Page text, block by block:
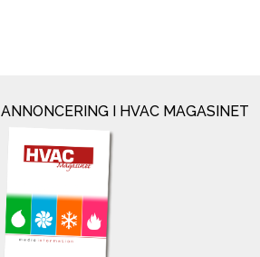
ANNONCERING I HVAC MAGASINET